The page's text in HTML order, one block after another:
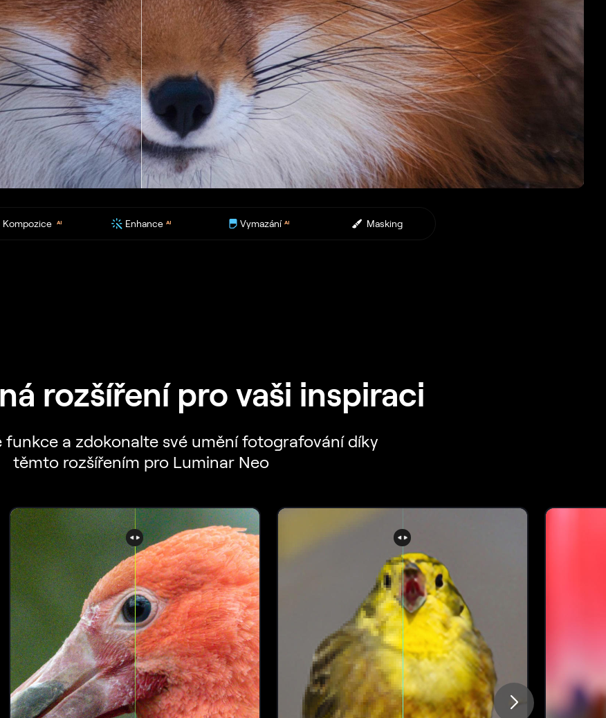
Kompozice AI Enhance AI Vymazání AI Masking
rozšíření pro vaši inspiraci
funkce a zdokonalte své umění fotografování díky
těmto rozšířením pro Luminar Neo